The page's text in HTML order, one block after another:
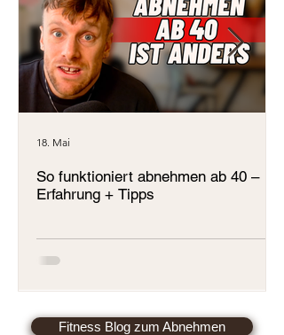
So funktioniert abnehmen ab 40 –
Erfahrung + Tipps
18. Mai
Fitness Blog zum Abnehmen